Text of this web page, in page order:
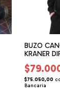
BUZO
KRANER
PREMIUM
$75.050,00
Bancaria